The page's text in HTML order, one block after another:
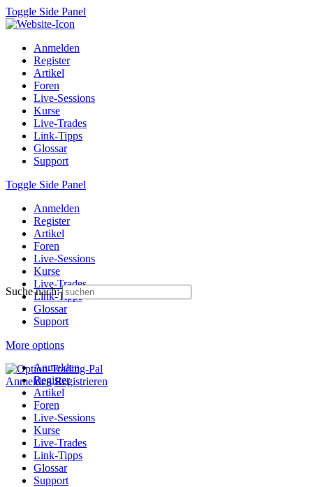
Toggle Side Panel
Anmelden
Register
Artikel
Foren
Live-Sessions
Kurse
Live-Trades
Link-Tipps
Glossar
Support
Toggle Side Panel
Anmelden
Register
Artikel
Foren
Live-Sessions
Kurse
Live-Trades
Link-Tipps
Glossar
Support
More options
Anmelden Registrieren
Suche nach:
Anmelden
Register
Artikel
Foren
Live-Sessions
Kurse
Live-Trades
Link-Tipps
Glossar
Support